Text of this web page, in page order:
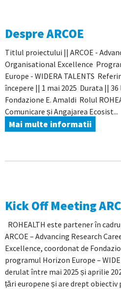
Despre ARCOE
Titlul proiectului || ARCOE -
Organisational Excellence
Europe - WIDERA TALENTS
începere || 1 mai 2025 Durata ||
Fondazione E. Amaldi Rolul
Comunicare și Angajarea Ecosist...
Mai multe informatii
Kick Off Meeting
ROHEALTH este partener în
ARCOE – Advancing Research
Excellence, coordonat de
programul Horizon Europe –
derulat între mai 2025 și aprilie
țări europene și are drept obiectiv